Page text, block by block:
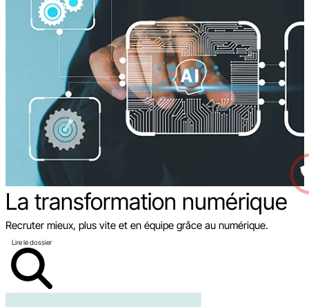
La transformation numérique
Recruter mieux, plus vite et en équipe grâce au numérique.
Lire le dossier